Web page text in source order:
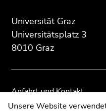
Seitenbereichs:
Zusatzinformationen:
Universität Graz
Universitätsplatz 3
8010 Graz
Anfahrt und Kontakt
Kommunikation und
Seitenbereichs.
Übersicht
Seitenbereichs.
Übersicht
Unsere Website